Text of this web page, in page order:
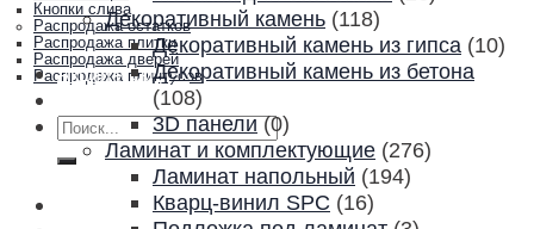
Кнопки слива
Распродажа остатков
Распродажа плитки
Распродажа дверей
Распродажа плинтусов
Акции и скидки
Искать:
Декоративный камень (118)
Декоративный камень из гипса (10)
Декоративный камень из бетона
(108)
3D панели (0)
Ламинат и комплектующие (276)
Ламинат напольный (194)
Кварц-винил SPC (16)